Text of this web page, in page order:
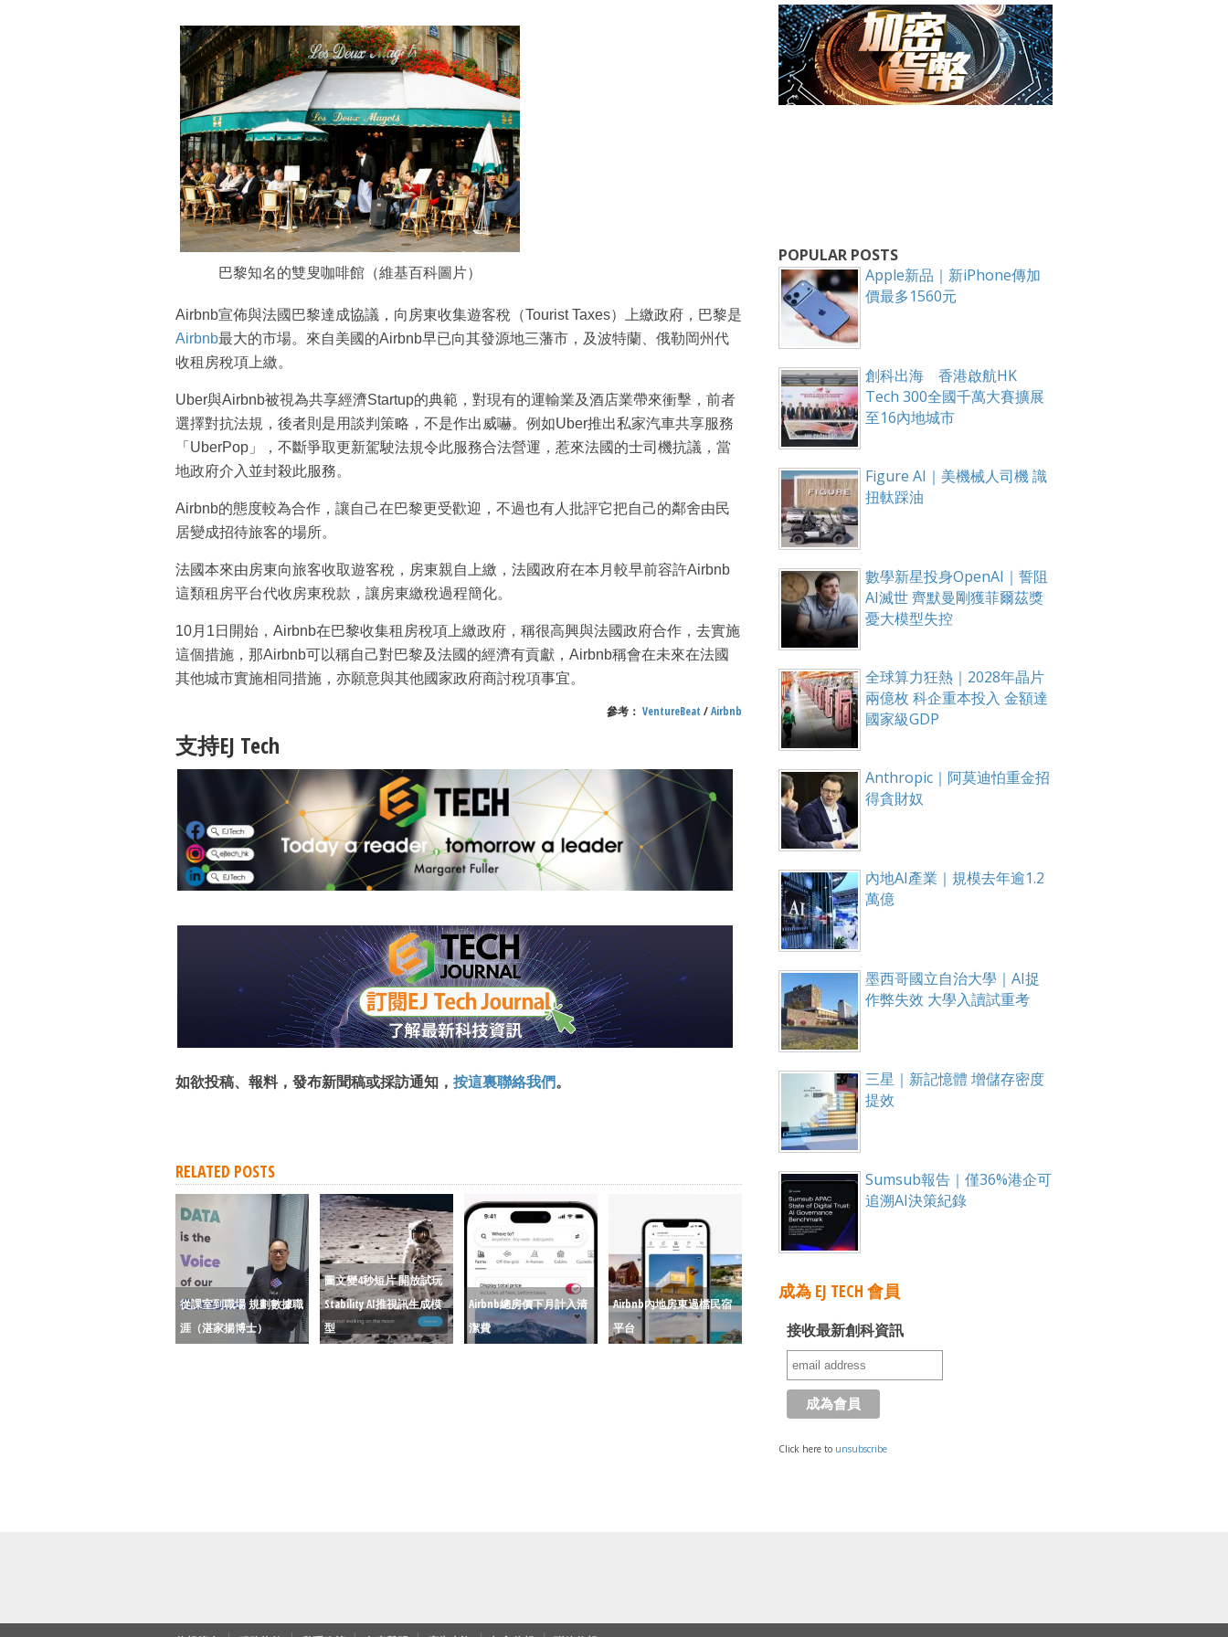
巴黎知名的雙叟咖啡館（維基百科圖片）
Airbnb宣佈與法國巴黎達成協議，向房東收集遊客稅（Tourist Taxes）上繳政府，巴黎是
Airbnb最大的市場。來自美國的Airbnb早已向其發源地三藩市，及波特蘭、俄勒岡州代
收租房稅項上繳。
Uber與Airbnb被視為共享經濟Startup的典範，對現有的運輸業及酒店業帶來衝擊，前者
選擇對抗法規，後者則是用談判策略，不是作出威嚇。例如Uber推出私家汽車共享服務
「UberPop」，不斷爭取更新駕駛法規令此服務合法營運，惹來法國的士司機抗議，當
地政府介入並封殺此服務。
Airbnb的態度較為合作，讓自己在巴黎更受歡迎，不過也有人批評它把自己的鄰舍由民
居變成招待旅客的場所。
法國本來由房東向旅客收取遊客稅，房東親自上繳，法國政府在本月較早前容許Airbnb
這類租房平台代收房東稅款，讓房東繳稅過程簡化。
10月1日開始，Airbnb在巴黎收集租房稅項上繳政府，稱很高興與法國政府合作，去實施
這個措施，那Airbnb可以稱自己對巴黎及法國的經濟有貢獻，Airbnb稱會在未來在法國
其他城市實施相同措施，亦願意與其他國家政府商討稅項事宜。
參考： VentureBeat /Airbnb
支持EJ Tech
如欲投稿、報料，發布新聞稿或採訪通知， 按這裏聯絡我們。
RELATED POSTS
從課室到職場 規劃數據職
涯（湛家揚博士）
圖文變4秒短片 開放試玩
Stability AI推視訊生成模
型
Airbnb總房價下月計入清
潔費
Airbnb內地房東過檔民宿
平台
POPULAR POSTS
Apple新品｜新iPhone傳加
價最多1560元
創科出海 香港啟航HK
Tech 300全國千萬大賽擴展
至16內地城市
Figure AI｜美機械人司機 識
扭軚踩油
數學新星投身OpenAI｜誓阻
AI滅世 齊默曼剛獲菲爾茲獎
憂大模型失控
全球算力狂熱｜2028年晶片
兩億枚 科企重本投入 金額達
國家級GDP
Anthropic｜阿莫迪怕重金招
得貪財奴
內地AI產業｜規模去年逾1.2
萬億
墨西哥國立自治大學｜AI捉
作弊失效 大學入讀試重考
三星｜新記憶體 增儲存密度
提效
Sumsub報告｜僅36%港企可
追溯AI決策紀錄
成為 EJ TECH 會員
接收最新創科資訊
Click here to unsubscribe
成為 EJ Tech 會員
最新資訊（附創業懶人包），直達郵箱！